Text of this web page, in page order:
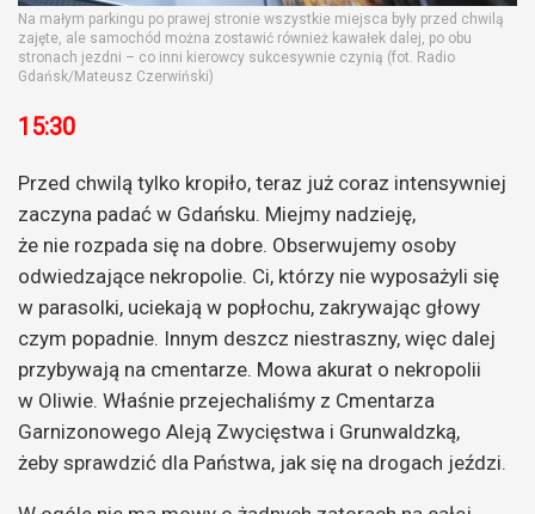
Na małym parkingu po prawej stronie wszystkie miejsca były przed chwilą
zajęte, ale samochód można zostawić również kawałek dalej, po obu
stronach jezdni – co inni kierowcy sukcesywnie czynią (fot. Radio
Gdańsk/Mateusz Czerwiński)
15:30
Przed chwilą tylko kropiło, teraz już coraz intensywniej
zaczyna padać w Gdańsku. Miejmy nadzieję,
że nie rozpada się na dobre. Obserwujemy osoby
odwiedzające nekropolie. Ci, którzy nie wyposażyli się
w parasolki, uciekają w popłochu, zakrywając głowy
czym popadnie. Innym deszcz niestraszny, więc dalej
przybywają na cmentarze. Mowa akurat o nekropolii
w Oliwie. Właśnie przejechaliśmy z Cmentarza
Garnizonowego Aleją Zwycięstwa i Grunwaldzką,
żeby sprawdzić dla Państwa, jak się na drogach jeździ.